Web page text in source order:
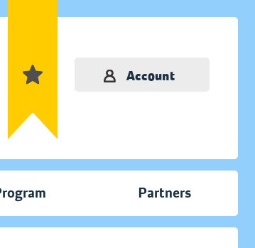
Account
Partners